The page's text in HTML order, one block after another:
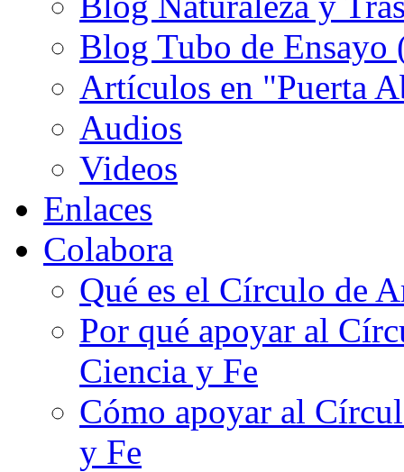
Blog Tubo de Ensayo
Artículos en "Puerta
Audios
Videos
Enlaces
Colabora
Qué es el Círculo de
Por qué apoyar al
Ciencia y Fe
Cómo apoyar al
y Fe